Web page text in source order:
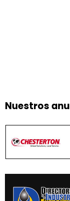
Nuestros